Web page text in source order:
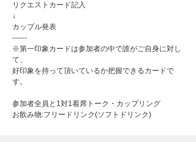
リクエストカード記入
↓
カップル発表
------
※第一印象カードは参加者の中で誰がご自身に対し
て、
好印象を持って頂いているか把握できるカードで
す。
参加者全員と1対1着席トーク・カップリング
お飲み物:フリードリンク(ソフトドリンク)